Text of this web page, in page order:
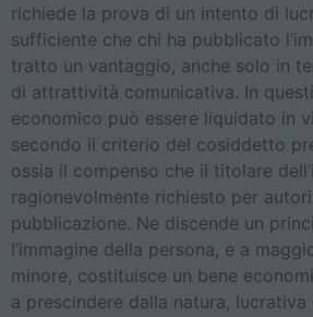
richiede la prova di un intento di
sufficiente che chi ha pubblicato
tratto un vantaggio, anche solo in
di attrattività comunicativa. In
economico può essere liquidato in
secondo il criterio del cosiddetto
ossia il compenso che il titolare
ragionevolmente richiesto per
pubblicazione. Ne discende un
l’immagine della persona, e a
minore, costituisce un bene
a prescindere dalla natura,